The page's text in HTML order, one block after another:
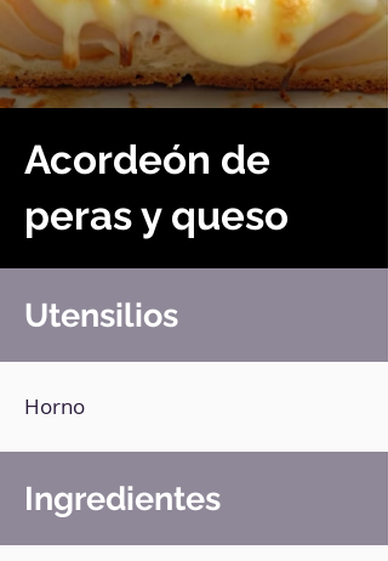
Acordeón de
peras y queso
Utensilios
Horno
Ingredientes